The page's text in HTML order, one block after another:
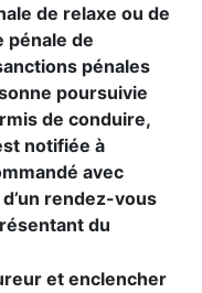
de relaxe ou de
pénale de
pénales
poursuivie
de conduire,
notifiée à
avec
rendez-vous
du
et enclencher